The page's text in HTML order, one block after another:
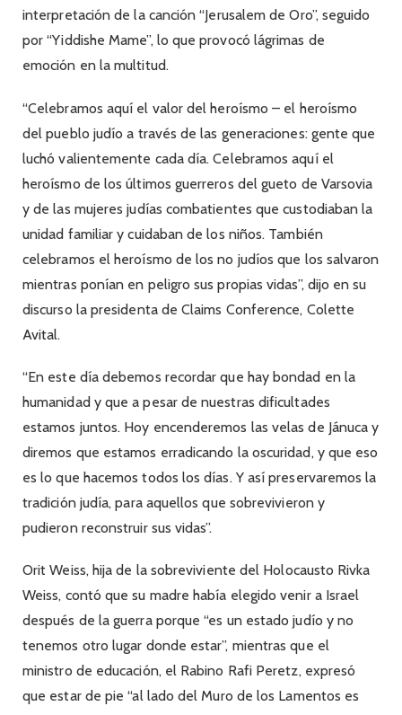
interpretación de la canción “Jerusalem de Oro”, seguido
por “Yiddishe Mame”, lo que provocó lágrimas de
emoción en la multitud.
“Celebramos aquí el valor del heroísmo – el heroísmo
del pueblo judío a través de las generaciones: gente que
luchó valientemente cada día. Celebramos aquí el
heroísmo de los últimos guerreros del gueto de Varsovia
y de las mujeres judías combatientes que custodiaban la
unidad familiar y cuidaban de los niños. También
celebramos el heroísmo de los no judíos que los salvaron
mientras ponían en peligro sus propias vidas”, dijo en su
discurso la presidenta de Claims Conference, Colette
Avital.
“En este día debemos recordar que hay bondad en la
humanidad y que a pesar de nuestras dificultades
estamos juntos. Hoy encenderemos las velas de Jánuca y
diremos que estamos erradicando la oscuridad, y que eso
es lo que hacemos todos los días. Y así preservaremos la
tradición judía, para aquellos que sobrevivieron y
pudieron reconstruir sus vidas”.
Orit Weiss, hija de la sobreviviente del Holocausto Rivka
Weiss, contó que su madre había elegido venir a Israel
después de la guerra porque “es un estado judío y no
tenemos otro lugar donde estar”, mientras que el
ministro de educación, el Rabino Rafi Peretz, expresó
que estar de pie “al lado del Muro de los Lamentos es